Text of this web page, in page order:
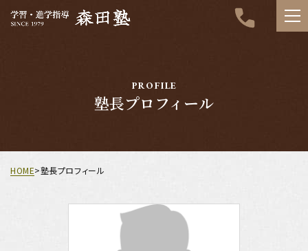
PROFILE
塾長プロフィール
HOME>塾長プロフィール